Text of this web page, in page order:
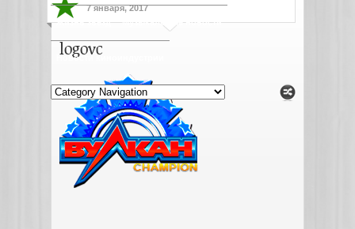
Жизнь звезд Музыкальные новости
Новости киноиндустрии
7 января, 2017
logovc